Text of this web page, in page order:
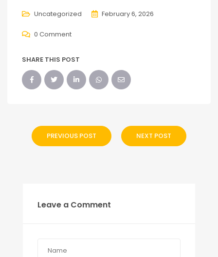
Uncategorized February 6, 2026
0 Comment
SHARE THIS POST
PREVIOUS POST NEXT POST
Leave a Comment